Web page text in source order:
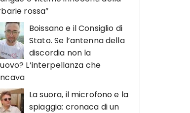
rossa”
Boissano e il Consiglio di
Stato. Se l’antenna della
discordia non la
L’interpellanza che
La suora, il microfono e la
spiaggia: cronaca di un